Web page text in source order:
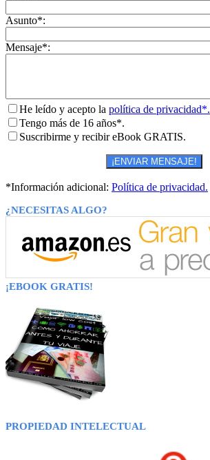
Asunto*:
Mensaje*:
He leído y acepto la política de privacidad*.
Tengo más de 16 años*.
Suscribirme y recibir eBook GRATIS.
*Información adicional: Política de privacidad.
¿NECESITAS ALGO?
¡EBOOK GRATIS!
PROPIEDAD INTELECTUAL